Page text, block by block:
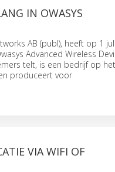
IN OWASYS
AB (publ), heeft op 1 juli
Advanced Wireless
telt, is een bedrijf op het
produceert voor
VIA WIFI OF